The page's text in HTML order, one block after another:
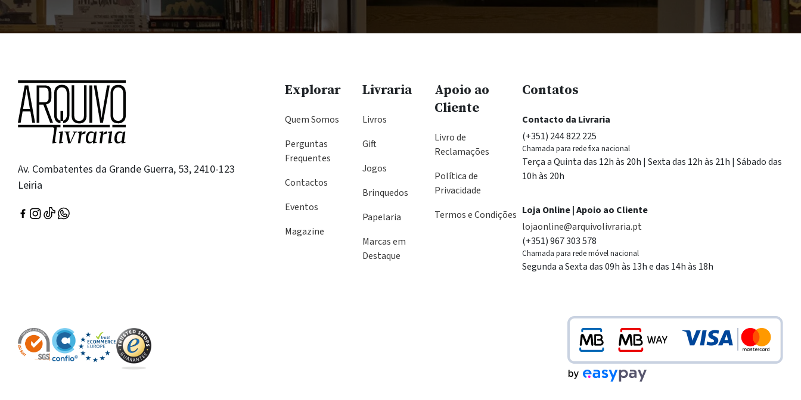
Av. Combatentes da Grande Guerra, 53, 2410-123
Leiria
Explorar
Quem Somos
Perguntas
Frequentes
Contactos
Eventos
Magazine
Livraria
Livros
Gift
Jogos
Brinquedos
Papelaria
Marcas em
Destaque
Apoio ao
Cliente
Livro de
Reclamações
Política de
Privacidade
Termos e Condições
Contatos
Contacto da Livraria
(+351) 244 822 225
Chamada para rede fixa nacional
Terça a Quinta das 12h às 20h | Sexta das 12h às 21h | Sábado das
10h às 20h
Loja Online | Apoio ao Cliente
lojaonline@arquivolivraria.pt
(+351) 967 303 578
Chamada para rede móvel nacional
Segunda a Sexta das 09h às 13h e das 14h às 18h